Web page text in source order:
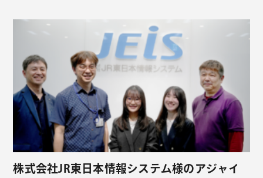
株式会社JR東日本情報システム様のアジャイ